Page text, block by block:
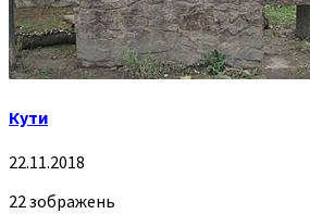
Кути
22.11.2018
22 зображень